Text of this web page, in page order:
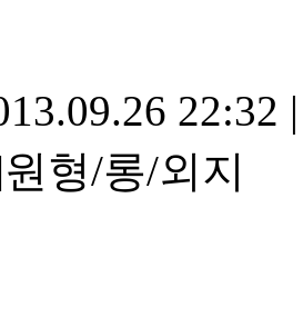
22:32 |
형/롱/외지